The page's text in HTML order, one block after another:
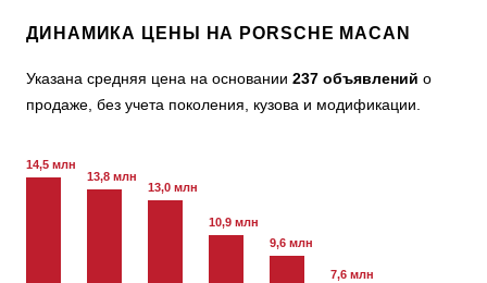
ДИНАМИКА ЦЕНЫ НА PORSCHE MACAN
Указана средняя цена на основании 237 объявлений о
продаже, без учета поколения, кузова и модификации.
14,5 млн
13,8 млн
13,0 млн
10,9 млн
9,6 млн
7,6 млн